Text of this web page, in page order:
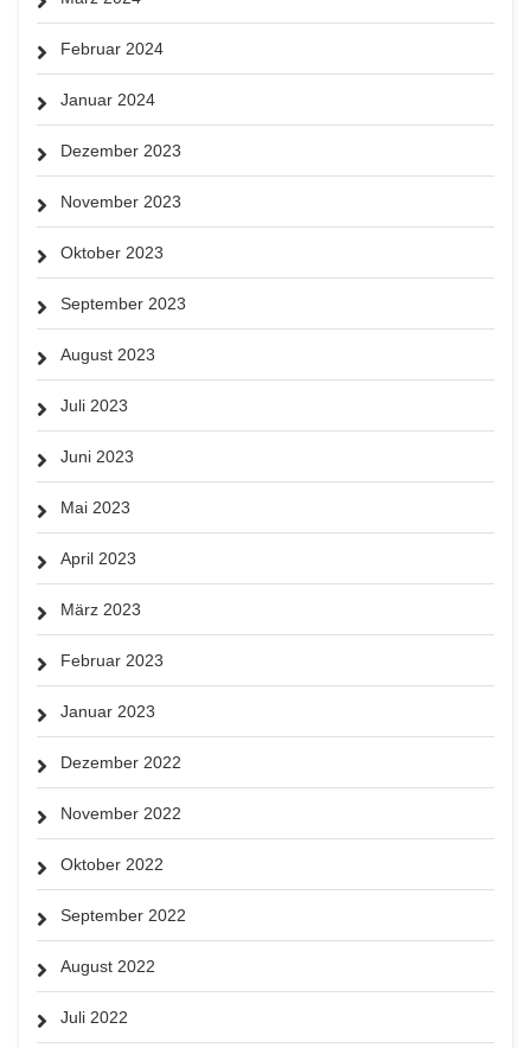
Februar 2024
Januar 2024
Dezember 2023
November 2023
Oktober 2023
September 2023
August 2023
Juli 2023
Juni 2023
Mai 2023
April 2023
März 2023
Februar 2023
Januar 2023
Dezember 2022
November 2022
Oktober 2022
September 2022
August 2022
Juli 2022